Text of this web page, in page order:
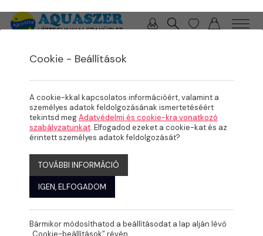
Cookie - Beállítások
A cookie-kkal kapcsolatos információért, valamint a
személyes adatok feldolgozásának ismertetéséért
tekintsd megAdatvédelmi és cookie-kra vonatkozó
szabályzatunkat. Elfogadod ezeket a cookie-kat és az
érintett személyes adatok feldolgozását?
TOVÁBBI INFORMÁCIÓ
IGEN, ELFOGADOM
Bármikor módosíthatod a beállításodat a lap alján lévő
„Cookie-beállítások” révén.